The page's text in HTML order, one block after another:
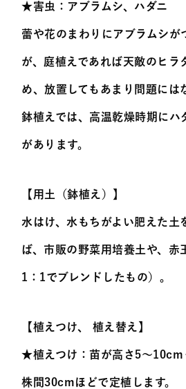
★害虫：アブラムシ、ハダニ
蕾や花のまわりにアブラムシが
が、庭植えであれば天敵のヒラ
め、放置してもあまり問題には
鉢植えでは、高温乾燥時期にハ
があります。
【用土（鉢植え）】
水はけ、水もちがよい肥えた土
ば、市販の野菜用培養土や、赤
1：1でブレンドしたもの）。
【植えつけ、 植え替え】
★植えつけ：苗が高さ5～10cm
株間30cmほどで定植します。